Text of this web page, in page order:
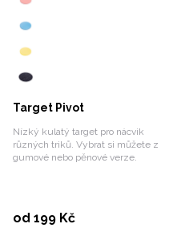
Target Pivot
Nízký kulatý target pro nácvik
různých triků. Vybrat si můžete z
gumové nebo pěnové verze.
od 199 KčVybrat variantu